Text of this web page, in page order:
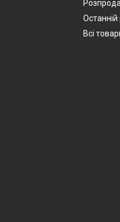
Останній
Всі